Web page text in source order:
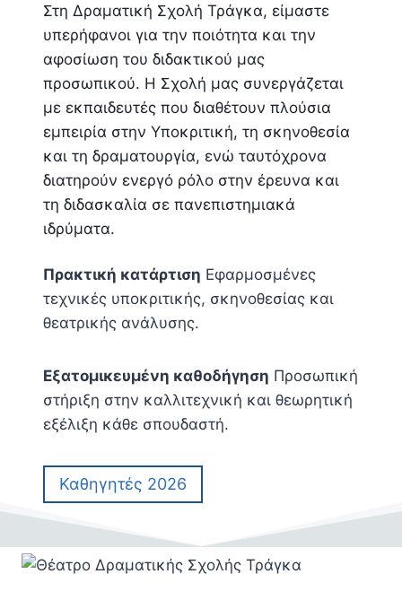
Στη Δραματική Σχολή Τράγκα, είμαστε
υπερήφανοι για την ποιότητα και την
αφοσίωση του διδακτικού μας
προσωπικού. Η Σχολή μας συνεργάζεται
με εκπαιδευτές που διαθέτουν πλούσια
εμπειρία στην Υποκριτική, τη σκηνοθεσία
και τη δραματουργία, ενώ ταυτόχρονα
διατηρούν ενεργό ρόλο στην έρευνα και
τη διδασκαλία σε πανεπιστημιακά
ιδρύματα.
Πρακτική κατάρτιση Εφαρμοσμένες
τεχνικές υποκριτικής, σκηνοθεσίας και
θεατρικής ανάλυσης.
Εξατομικευμένη καθοδήγηση Προσωπική
στήριξη στην καλλιτεχνική και θεωρητική
εξέλιξη κάθε σπουδαστή.
Καθηγητές 2026